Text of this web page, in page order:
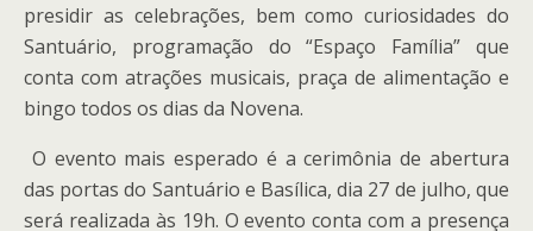
presidir as celebrações, bem como curiosidades do
Santuário, programação do “Espaço Família” que
conta com atrações musicais, praça de alimentação e
bingo todos os dias da Novena.
O evento mais esperado é a cerimônia de abertura
das portas do Santuário e Basílica, dia 27 de julho, que
será realizada às 19h. O evento conta com a presença